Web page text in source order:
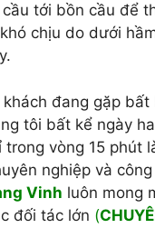
tới bồn cầu để
chịu do dưới
khách đang gặp
tôi bất kể ngày
trong vòng 15 phút
nghiệp và
Vinh luôn mong
đối tác lớn (